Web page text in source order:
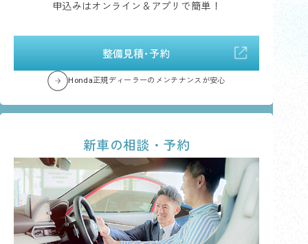
申込みはオンライン＆アプリで簡単！
整備見積･予約
Honda正規ディーラーのメンテナンスが安心
新車の相談・予約